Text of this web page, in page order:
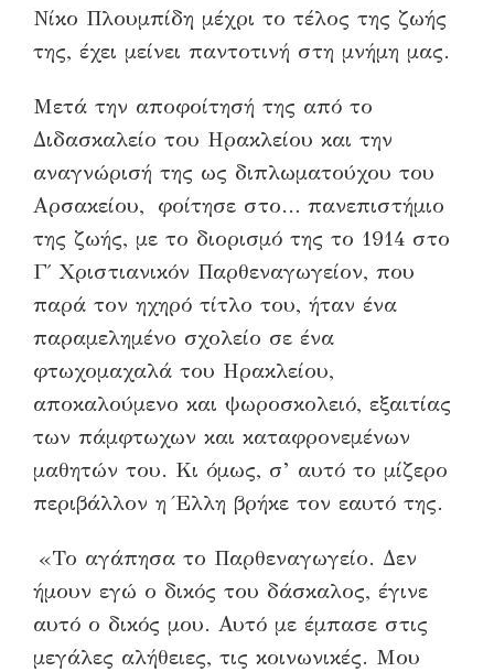
Νίκο Πλουμπίδη μέχρι το τέλος της ζωής
της, έχει μείνει παντοτινή στη μνήμη μας.
Μετά την αποφοίτησή της από το
Διδασκαλείο του Ηρακλείου και την
αναγνώρισή της ως διπλωματούχου του
Αρσακείου, φοίτησε στο… πανεπιστήμιο
της ζωής, με το διορισμό της το 1914 στο
Γ΄ Χριστιανικόν Παρθεναγωγείον, που
παρά τον ηχηρό τίτλο του, ήταν ένα
παραμελημένο σχολείο σε ένα
φτωχομαχαλά του Ηρακλείου,
αποκαλούμενο και ψωροσκολειό, εξαιτίας
των πάμφτωχων και καταφρονεμένων
μαθητών του. Κι όμως, σ’ αυτό το μίζερο
περιβάλλον η Έλλη βρήκε τον εαυτό της.
«Το αγάπησα το Παρθεναγωγείο. Δεν
ήμουν εγώ ο δικός του δάσκαλος, έγινε
αυτό ο δικός μου. Αυτό με έμπασε στις
μεγάλες αλήθειες, τις κοινωνικές. Μου